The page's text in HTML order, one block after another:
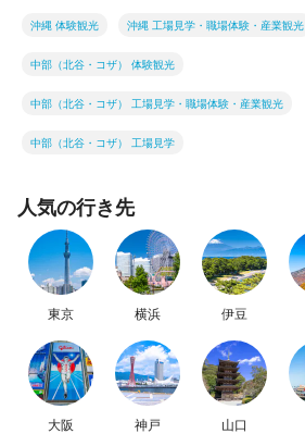
沖縄 体験観光 沖縄 工場見学・職場体験・産業観光
中部（北谷・コザ） 体験観光
中部（北谷・コザ） 工場見学・職場体験・産業観光
中部（北谷・コザ） 工場見学
人気の行き先
東京 横浜 伊豆
大阪 神戸 山口